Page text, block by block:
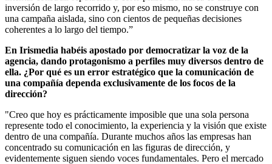
inversión de largo recorrido y, por eso mismo, no se construye con
una campaña aislada, sino con cientos de pequeñas decisiones
coherentes a lo largo del tiempo.”
En Irismedia habéis apostado por democratizar la voz de la
agencia, dando protagonismo a perfiles muy diversos dentro de
ella. ¿Por qué es un error estratégico que la comunicación de
una compañía dependa exclusivamente de los focos de la
dirección?
"Creo que hoy es prácticamente imposible que una sola persona
represente todo el conocimiento, la experiencia y la visión que existe
dentro de una compañía. Durante muchos años las empresas han
concentrado su comunicación en las figuras de dirección, y
evidentemente siguen siendo voces fundamentales. Pero el mercado